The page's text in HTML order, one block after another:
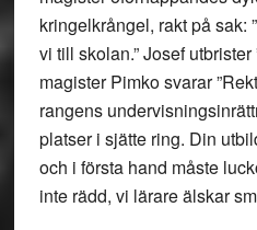
kringelkrångel, rakt på sak:
vi till skolan.” Josef
magister Pimko svarar
rangens
platser i sjätte ring. Din
och i första hand måste
inte rädd, vi lärare älskar